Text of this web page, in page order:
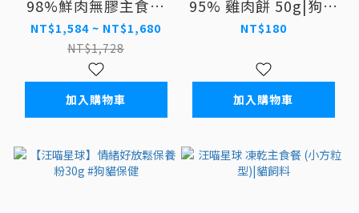
98%鮮肉無膠主食罐
165g X24罐
NT$1,584 ~ NT$1,680
NT$1,728
加入購物車
95% 雞肉餅 50g|狗零
食
NT$180
加入購物車